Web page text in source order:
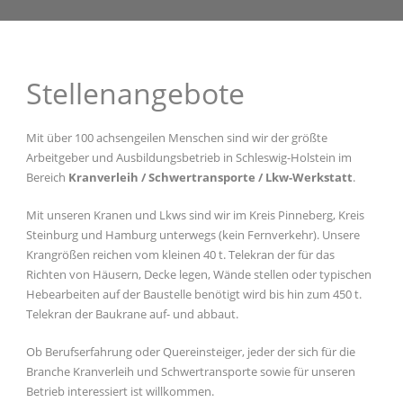
Stellenangebote
Mit über 100 achsengeilen Menschen sind wir der größte
Arbeitgeber und Ausbildungsbetrieb in Schleswig-Holstein im
Bereich Kranverleih / Schwertransporte / Lkw-Werkstatt.
Mit unseren Kranen und Lkws sind wir im Kreis Pinneberg, Kreis
Steinburg und Hamburg unterwegs (kein Fernverkehr). Unsere
Krangrößen reichen vom kleinen 40 t. Telekran der für das
Richten von Häusern, Decke legen, Wände stellen oder typischen
Hebearbeiten auf der Baustelle benötigt wird bis hin zum 450 t.
Telekran der Baukrane auf- und abbaut.
Ob Berufserfahrung oder Quereinsteiger, jeder der sich für die
Branche Kranverleih und Schwertransporte sowie für unseren
Betrieb interessiert ist willkommen.